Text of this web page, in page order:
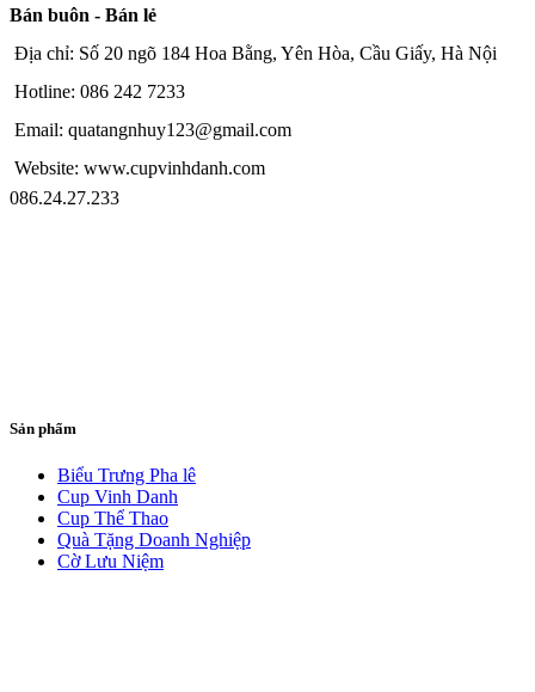
Bán buôn - Bán lẻ
Địa chỉ: Số 20 ngõ 184 Hoa Bằng, Yên Hòa, Cầu Giấy, Hà Nội
Hotline: 086 242 7233
Email: quatangnhuy123@gmail.com
Website: www.cupvinhdanh.com
086.24.27.233
Sản phẩm
Biểu Trưng Pha lê
Cup Vinh Danh
Cup Thể Thao
Quà Tặng Doanh Nghiệp
Cờ Lưu Niệm